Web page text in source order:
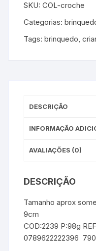
SKU:COL-croche
Categorias:
Tags:brinquedo,
DESCRIÇÃO
INFORMAÇÃO
AVALIAÇÕES (0)
DESCRIÇÃO
Tamanho aprox
9cm
COD:2239 P:98g
0789622222396